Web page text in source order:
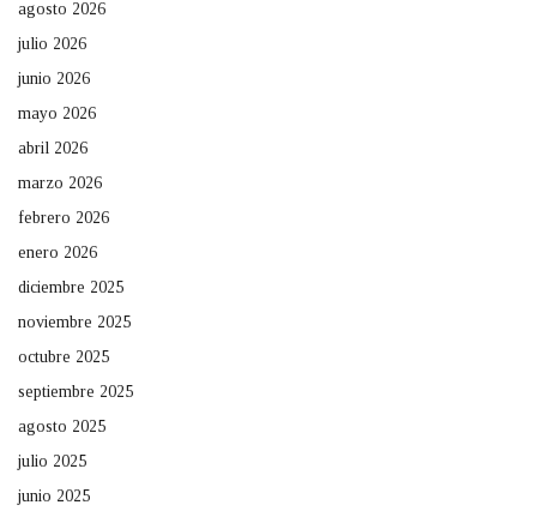
agosto 2026
julio 2026
junio 2026
mayo 2026
abril 2026
marzo 2026
febrero 2026
enero 2026
diciembre 2025
noviembre 2025
octubre 2025
septiembre 2025
agosto 2025
julio 2025
junio 2025